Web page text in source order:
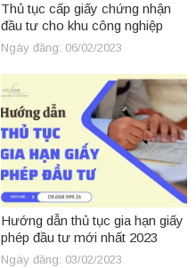
Thủ tục cấp giấy chứng nhận
đầu tư cho khu công nghiệp
Ngày đăng: 06/02/2023
Hướng dẫn thủ tục gia hạn giấy
phép đầu tư mới nhất 2023
Ngày đăng: 03/02/2023